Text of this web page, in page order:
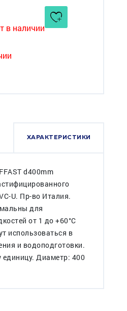
в наличии
ХАРАКТЕРИСТИКИ
d400mm
U. Пр-во Италия.
для
от 1 до +60°C
использоваться в
и водоподготовки.
единицу. Диаметр: 400